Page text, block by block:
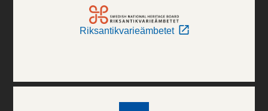
Riksantikvarieämbetet